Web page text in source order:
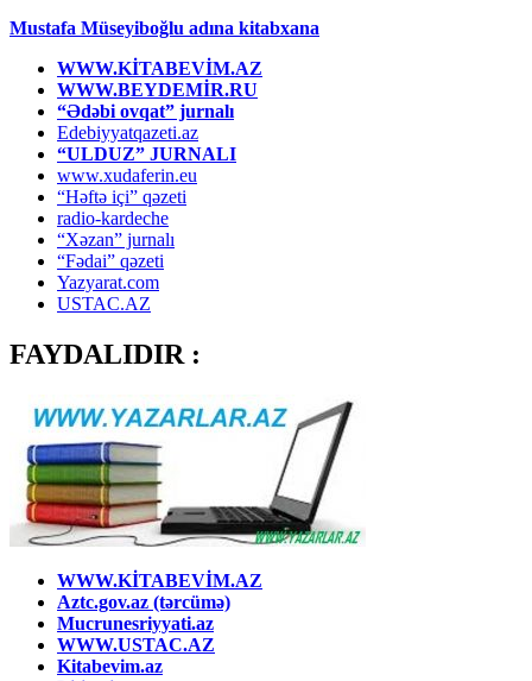
Mustafa Müseyiboğlu adına kitabxana
WWW.KİTABEVİM.AZ
WWW.BEYDEMİR.RU
“Ədəbi ovqat” jurnalı
Edebiyyatqazeti.az
“ULDUZ” JURNALI
www.xudaferin.eu
“Həftə içi” qəzeti
radio-kardeche
“Xəzan” jurnalı
“Fədai” qəzeti
Yazyarat.com
USTAC.AZ
FAYDALIDIR :
WWW.KİTABEVİM.AZ
Aztc.gov.az (tərcümə)
Mucrunesriyyati.az
WWW.USTAC.AZ
Kitabevim.az